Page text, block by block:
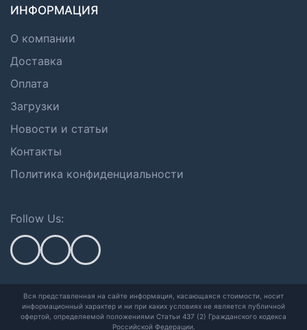
ИНФОРМАЦИЯ
О компании
Доставка
Оплата
Загрузки
Новости и статьи
Контакты
Политика конфиденциальности
Follow Us:
Вся представленная на сайте информация, касающаяся стоимости, носит
информационный характер и ни при каких условиях не является публичной
офертой, определяемой положениями Статьи 437 (2) Гражданского кодекса
Российской Федерации.